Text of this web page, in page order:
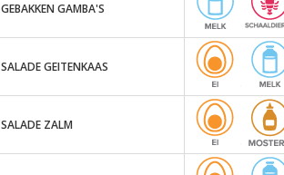
GEBAKKEN GAMBA'S
SALADE GEITENKAAS
SALADE ZALM